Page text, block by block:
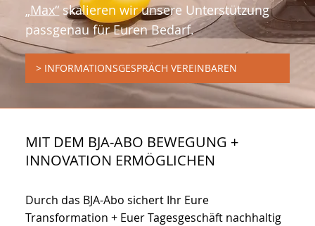
„Max“ skalieren wir unsere Unterstützung
passgenau für Euren Bedarf.
> INFORMATIONSGESPRÄCH VEREINBAREN
MIT DEM BJA-ABO BEWEGUNG +
INNOVATION ERMÖGLICHEN
Durch das BJA-Abo sichert Ihr Eure
Transformation + Euer Tagesgeschäft nachhaltig